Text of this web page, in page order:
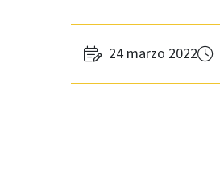
24 marzo 2022